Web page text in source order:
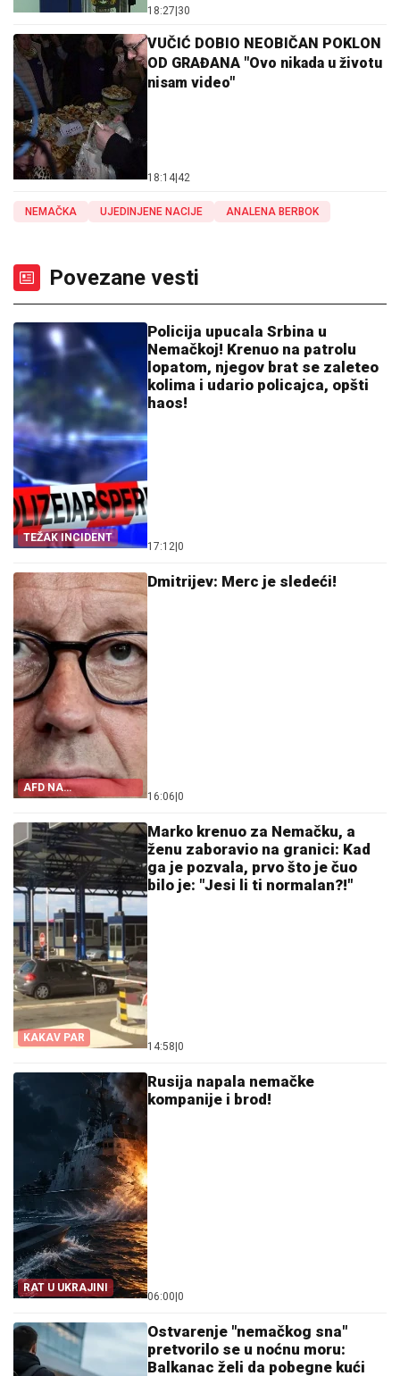
18:27 30
VUČIĆ DOBIO NEOBIČAN POKLON
OD GRAĐANA "Ovo nikada u životu
nisam video"
18:14 42
NEMAČKA UJEDINJENE NACIJE ANALENA BERBOK
Povezane vesti
TEŽAK INCIDENT
Policija upucala Srbina u
Nemačkoj! Krenuo na patrolu
lopatom, njegov brat se zaleteo
kolima i udario policajca, opšti
haos!
17:12 0
AFD NA
ISTORIJSKOM
Dmitrijev: Merc je sledeći!
16:06 0
KAKAV PAR
Marko krenuo za Nemačku, a
ženu zaboravio na granici: Kad
ga je pozvala, prvo što je čuo
bilo je: "Jesi li ti normalan?!"
14:58 0
RAT U UKRAJINI
Rusija napala nemačke
kompanije i brod!
06:00 0
Ostvarenje "nemačkog sna"
pretvorilo se u noćnu moru:
Balkanac želi da pobegne kući